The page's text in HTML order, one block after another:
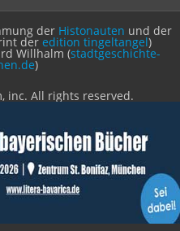
der Histonauten und der
der edition tingeltangel)
Willhalm (stadtgeschichte-
)
inc. All rights reserved.